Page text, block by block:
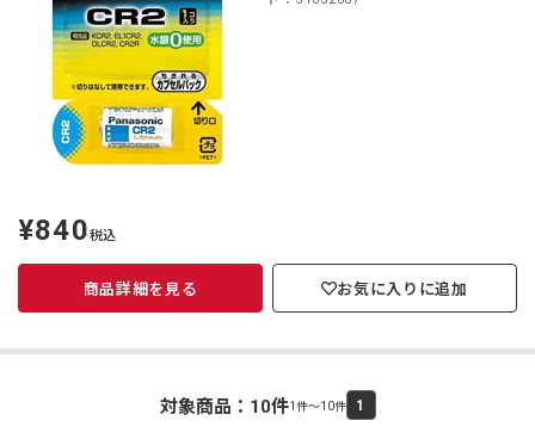
定
価
¥840税込
商品詳細を見る お気に入りに追加
対象商品： 10件1件～10件 1